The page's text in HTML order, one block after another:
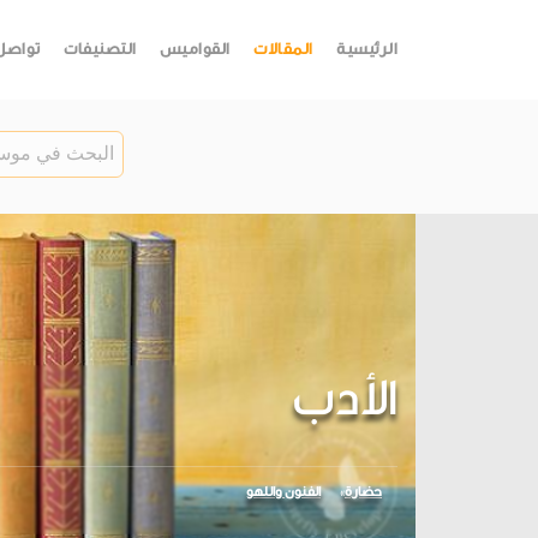
الرئيسية المقالات القواميس التصنيفات
الأدب
حضارة الفنون واللهو